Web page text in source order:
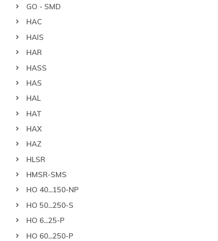
GO - SMD
HAC
HAIS
HAR
HASS
HAS
HAL
HAT
HAX
HAZ
HLSR
HMSR-SMS
HO 40...150-NP
HO 50...250-S
HO 6...25-P
HO 60...250-P